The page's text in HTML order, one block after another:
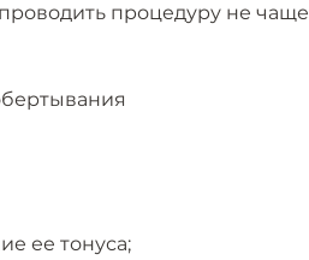
процедуру не чаще
ее тонуса;